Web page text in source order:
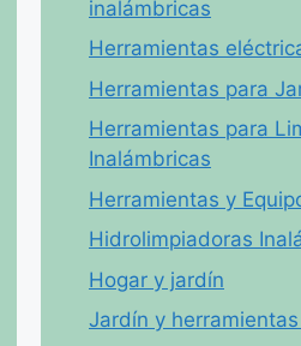
inalámbricas
Herramientas
Herramientas para
Herramientas para
Inalámbricas
Herramientas y
Hidrolimpiadoras
Hogar y jardín
Jardín y